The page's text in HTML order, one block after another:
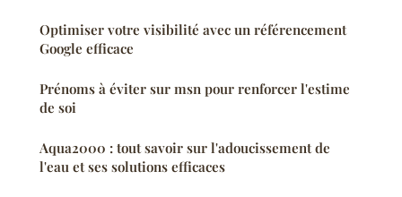
Optimiser votre visibilité avec un référencement
Google efficace
Prénoms à éviter sur msn pour renforcer l'estime
de soi
Aqua2000 : tout savoir sur l'adoucissement de
l'eau et ses solutions efficaces